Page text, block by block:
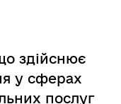
здійснює
у сферах
послуг